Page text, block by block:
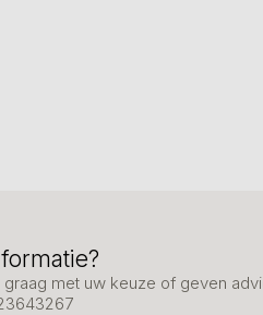
graag met uw keuze of geven